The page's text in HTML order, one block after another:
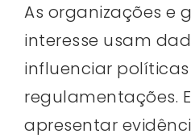
As organizações e
interesse usam
influenciar
regulamentações.
apresentar